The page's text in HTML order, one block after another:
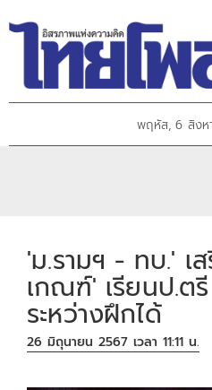
พฤหัส, 6 สิง
'ม.รามฯ - ทบ.' ​เ
เกณฑ์' เรียนป.ต
ระหว่างฝึกได้
26 มิถุนายน 2567 เวลา 11:11 น.